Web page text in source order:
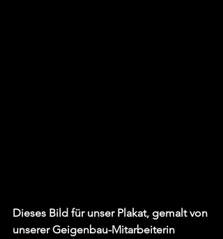
Dieses Bild für unser Plakat, gemalt von
unserer Geigenbau-Mitarbeiterin